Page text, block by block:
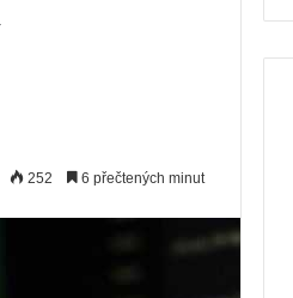
252 6 přečtených minut